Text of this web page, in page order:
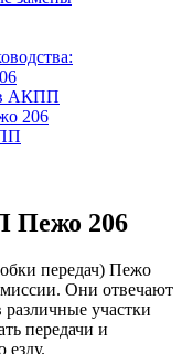
АКПП
206
Пежо 206
передач) Пежо
Они отвечают
различные участки
передачи и
езду.